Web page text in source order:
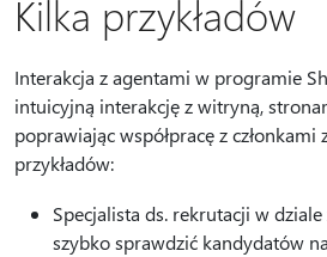
Kilka przykładów
Interakcja z agentami w programie
intuicyjną interakcję z witryną,
poprawiając współpracę z członkami
przykładów:
Specjalista ds. rekrutacji w
szybko sprawdzić kandydatów